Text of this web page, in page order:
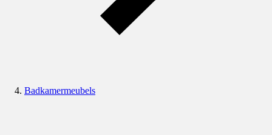
Badkamermeubels